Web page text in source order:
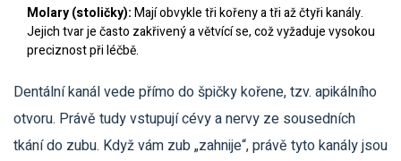
Molary (stoličky):Mají obvykle tři kořeny a tři až čtyři kanály.
Jejich tvar je často zakřivený a větvící se, což vyžaduje vysokou
preciznost při léčbě.
Dentální kanál vede přímo do špičky kořene, tzv. apikálního
otvoru. Právě tudy vstupují cévy a nervy ze sousedních
tkání do zubu. Když vám zub „zahnije“, právě tyto kanály jsou